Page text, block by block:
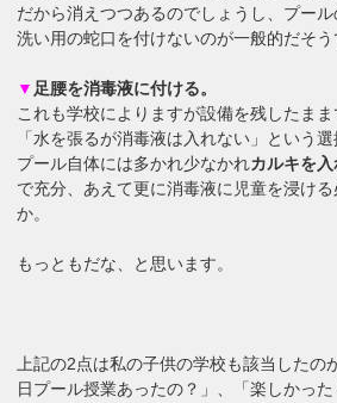
だから消えつつあるのでしょうし、プー
洗い用の蛇口を付けないのが一般的だそう
▼ 足腰を消毒液に付ける。
これも学校によりますが設備を残したまま
「水を張るが消毒液は入れない」という選
プール自体には多かれ少なかれカルキを
で充分、あえて更に消毒液に児童を浸け
か。
もっともだな、と思います。
上記の2点は私の子供の学校も該当したの
日プール授業あったの？」、「楽しかっ